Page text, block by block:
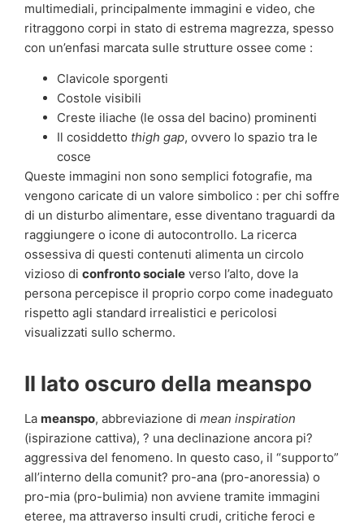
multimediali, principalmente immagini e video, che
ritraggono corpi in stato di estrema magrezza, spesso
con un’enfasi marcata sulle strutture ossee come :
Clavicole sporgenti
Costole visibili
Creste iliache (le ossa del bacino) prominenti
Il cosiddetto thigh gap, ovvero lo spazio tra le
cosce
Queste immagini non sono semplici fotografie, ma
vengono caricate di un valore simbolico : per chi soffre
di un disturbo alimentare, esse diventano traguardi da
raggiungere o icone di autocontrollo. La ricerca
ossessiva di questi contenuti alimenta un circolo
vizioso di confronto sociale verso l’alto, dove la
persona percepisce il proprio corpo come inadeguato
rispetto agli standard irrealistici e pericolosi
visualizzati sullo schermo.
Il lato oscuro della meanspo
La meanspo, abbreviazione di mean inspiration
(ispirazione cattiva), ? una declinazione ancora pi?
aggressiva del fenomeno. In questo caso, il “supporto”
all’interno della comunit? pro-ana (pro-anoressia) o
pro-mia (pro-bulimia) non avviene tramite immagini
eteree, ma attraverso insulti crudi, critiche feroci e